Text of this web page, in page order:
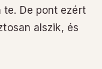
te. De pont ezért
alszik, és